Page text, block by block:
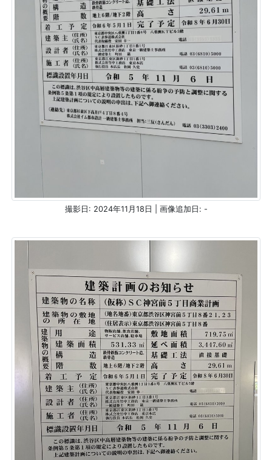
撮影日: 2024年11月18日 | 画像追加日: -